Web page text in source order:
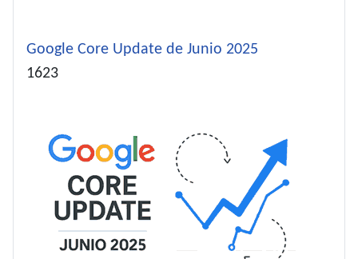
Google Core Update de Junio 2025
Detalles
1623